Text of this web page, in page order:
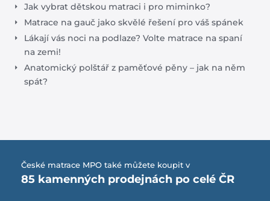
Jak vybrat dětskou matraci i pro miminko?
Matrace na gauč jako skvělé řešení pro váš spánek
Lákají vás noci na podlaze? Volte matrace na spaní
na zemi!
Anatomický polštář z paměťové pěny – jak na něm
spát?
České matrace MPO také můžete koupit v
85 kamenných prodejnách po celé ČR